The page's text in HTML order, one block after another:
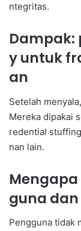
ntegritas.
Dampak:
y untuk
an
Setelah
Mereka dipakai
redential
nan lain.
guna
Pengguna tidak